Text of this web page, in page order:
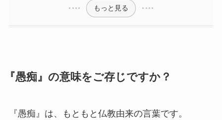
もっと見る
『愚痴』の意味をご存じですか？
『愚痴』は、もともと仏教由来の言葉です。